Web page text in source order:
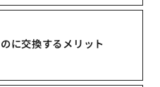
に交換するメリット